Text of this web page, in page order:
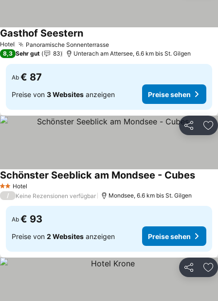
Hotel Panoramische SonnenterrassePreise sehen
Gasthof SeesternPreise sehen
8,3 Sehr gut 83 Unterach am Attersee, 6.6 km bis St. Gilgen
Ab € 87
Preise von 3 Websites anzeigen Preise sehen
Teilen
2 Sterne
Hotel
Schönster Seeblick am Mondsee - Cubes
/ Keine Rezensionen verfügbar Mondsee, 6.6 km bis St. Gilgen
Ab € 93
Preise von 2 Websites anzeigen Preise sehen
Teilen